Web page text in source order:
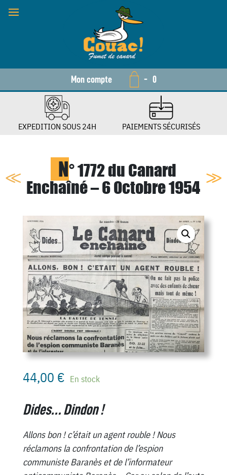
Mon compte - 0
EXPEDITION SOUS 24H PAIEMENTS SÉCURISÉS
N° 1772 du Canard
Enchaîné – 6 Octobre 1954
44,00 € En stock
Dides… Dindon !
Allons bon ! c’était un agent rouble ! Nous
réclamons la confrontation de l’espion
communiste Baranès et de l’informateur